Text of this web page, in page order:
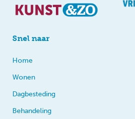
Snel naar
Home
Wonen
Dagbesteding
Behandeling